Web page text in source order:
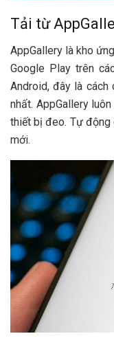
Tải từ
AppGallery là kho
Google Play trên
Android, đây là
nhất. AppGallery
thiết bị đeo. Tự động
mới.